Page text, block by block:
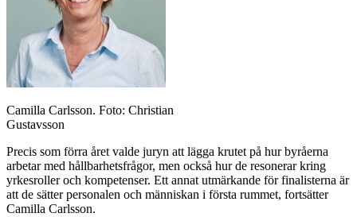
Camilla Carlsson. Foto: Christian
Gustavsson
Precis som förra året valde juryn att lägga krutet på hur byråerna
arbetar med hållbarhetsfrågor, men också hur de resonerar kring
yrkesroller och kompetenser. Ett annat utmärkande för finalisterna är
att de sätter personalen och människan i första rummet, fortsätter
Camilla Carlsson.